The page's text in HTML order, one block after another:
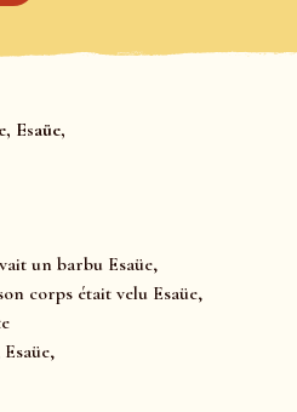
Esaüe,
un barbu Esaüe,
corps était velu Esaüe,